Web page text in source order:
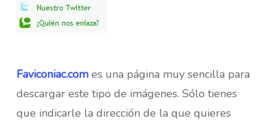
Faviconiac.comes una página muy sencilla para
descargar este tipo de imágenes. Sólo tienes
que indicarle la dirección de la que quieres